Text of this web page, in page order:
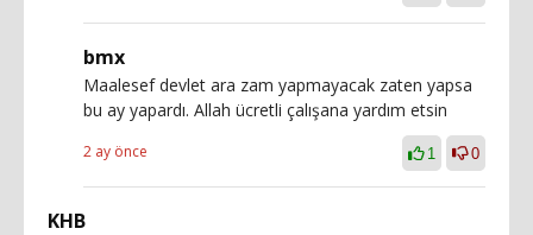
bmx
Maalesef devlet ara zam yapmayacak zaten yapsa
bu ay yapardı. Allah ücretli çalışana yardım etsin
2 ay önce 1 0
KHB